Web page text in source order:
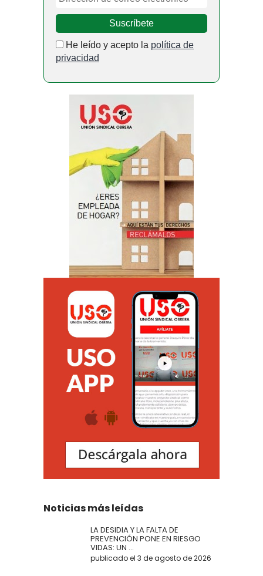
He leído y acepto la política de
privacidad
Noticias más leídas
LA DESIDIA Y LA FALTA DE
PREVENCIÓN PONE EN RIESGO
VIDAS: UN ...
publicado el 3 de agosto de 2026